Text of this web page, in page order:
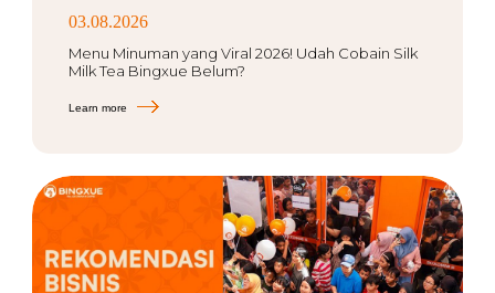
03.08.2026
Menu Minuman yang Viral 2026! Udah Cobain Silk
Milk Tea Bingxue Belum?
Learn more